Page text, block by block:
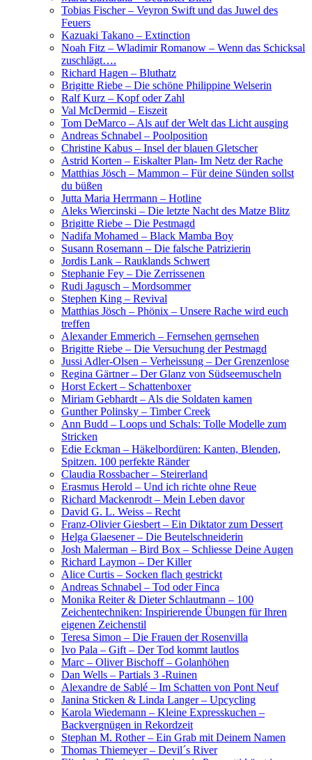
Tobias Fischer – Veyron Swift und das Juwel des
Feuers
Kazuaki Takano – Extinction
Noah Fitz – Wladimir Romanow – Wenn das Schicksal
zuschlägt….
Richard Hagen – Bluthatz
Brigitte Riebe – Die schöne Philippine Welserin
Ralf Kurz – Kopf oder Zahl
Val McDermid – Eiszeit
Tom DeMarco – Als auf der Welt das Licht ausging
Andreas Schnabel – Poolposition
Christine Kabus – Insel der blauen Gletscher
Astrid Korten – Eiskalter Plan- Im Netz der Rache
Matthias Jösch – Mammon – Für deine Sünden sollst
du büßen
Jutta Maria Herrmann – Hotline
Aleks Wiercinski – Die letzte Nacht des Matze Blitz
Brigitte Riebe – Die Pestmagd
Nadifa Mohamed – Black Mamba Boy
Susann Rosemann – Die falsche Patrizierin
Jordis Lank – Rauklands Schwert
Stephanie Fey – Die Zerrissenen
Rudi Jagusch – Mordsommer
Stephen King – Revival
Matthias Jösch – Phönix – Unsere Rache wird euch
treffen
Alexander Emmerich – Fernsehen gernsehen
Brigitte Riebe – Die Versuchung der Pestmagd
Jussi Adler-Olsen – Verheissung – Der Grenzenlose
Regina Gärtner – Der Glanz von Südseemuscheln
Horst Eckert – Schattenboxer
Miriam Gebhardt – Als die Soldaten kamen
Gunther Polinsky – Timber Creek
Ann Budd – Loops und Schals: Tolle Modelle zum
Stricken
Edie Eckman – Häkelbordüren: Kanten, Blenden,
Spitzen. 100 perfekte Ränder
Claudia Rossbacher – Steirerland
Erasmus Herold – Und ich richte ohne Reue
Richard Mackenrodt – Mein Leben davor
David G. L. Weiss – Recht
Franz-Olivier Giesbert – Ein Diktator zum Dessert
Helga Glaesener – Die Beutelschneiderin
Josh Malerman – Bird Box – Schliesse Deine Augen
Richard Laymon – Der Killer
Alice Curtis – Socken flach gestrickt
Andreas Schnabel – Tod oder Finca
Monika Reiter & Dieter Schlautmann – 100
Zeichentechniken: Inspirierende Übungen für Ihren
eigenen Zeichenstil
Teresa Simon – Die Frauen der Rosenvilla
Ivo Pala – Gift – Der Tod kommt lautlos
Marc – Oliver Bischoff – Golanhöhen
Dan Wells – Partials 3 -Ruinen
Alexandre de Sablé – Im Schatten von Pont Neuf
Janina Sticken & Linda Langer – Upcycling
Karola Wiedemann – Kleine Expresskuchen –
Backvergnügen in Rekordzeit
Stephan M. Rother – Ein Grab mit Deinem Namen
Thomas Thiemeyer – Devil´s River